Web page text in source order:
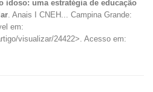
idoso: uma estratégia de educação
. Anais I CNEH... Campina Grande:
em:
visualizar/24422>. Acesso em: